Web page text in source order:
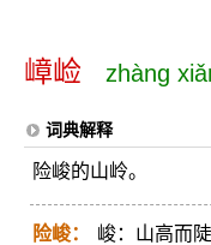
嶂崄 zhàng
词典解释
险峻的山岭。
险峻： 峻：山高而